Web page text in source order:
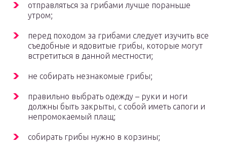
отправляться за грибами лучше пораньше
утром;
перед походом за грибами следует изучить все
съедобные и ядовитые грибы, которые могут
встретиться в данной местности;
не собирать незнакомые грибы;
правильно выбрать одежду – руки и ноги
должны быть закрыты, с собой иметь сапоги и
непромокаемый плащ;
собирать грибы нужно в корзины;